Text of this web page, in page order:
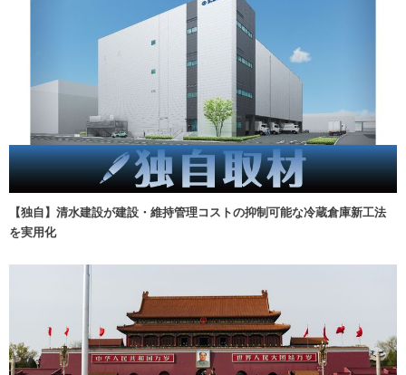
【独自】清水建設が建設・維持管理コストの抑制可能な冷蔵倉庫新工法
を実用化